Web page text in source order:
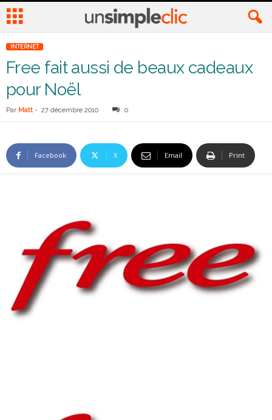
INTERNET
Free fait aussi de beaux cadeaux
pour Noël
Par Matt - 27 décembre 2010 0
Facebook X Email Print